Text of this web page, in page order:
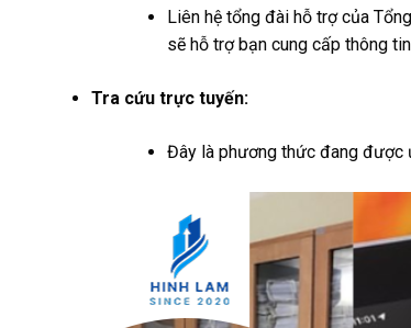
Liên hệ tổng đài hỗ trợ của
sẽ hỗ trợ bạn cung cấp thông
Tra cứu trực tuyến:
Đây là phương thức đang được